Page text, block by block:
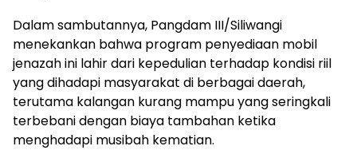
Dalam sambutannya, Pangdam III/Siliwangi
menekankan bahwa program penyediaan mobil
jenazah ini lahir dari kepedulian terhadap kondisi riil
yang dihadapi masyarakat di berbagai daerah,
terutama kalangan kurang mampu yang seringkali
terbebani dengan biaya tambahan ketika
menghadapi musibah kematian.